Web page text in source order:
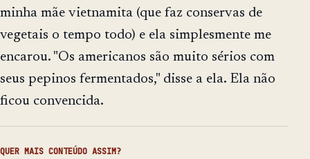
minha mãe vietnamita (que faz conservas de
vegetais o tempo todo) e ela simplesmente me
encarou. "Os americanos são muito sérios com
seus pepinos fermentados," disse a ela. Ela não
ficou convencida.
QUER MAIS CONTEÚDO ASSIM?